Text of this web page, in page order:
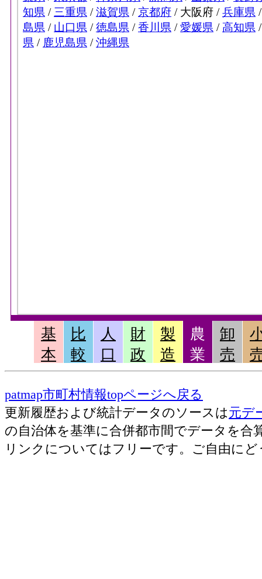
基
本
比
較
人
口
財
政
製
造
農
業
卸
売
patmap市町村情報topページへ戻る
更新履歴および統計データのソースは元デ
の自治体を基準に合併都市間でデータを合
リンクについてはフリーです。ご自由にど